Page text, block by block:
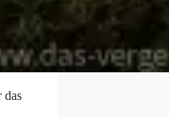
das